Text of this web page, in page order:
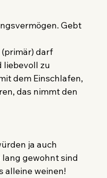
Gebt
darf
liebevoll zu
dem Einschlafen,
das nimmt den
ja auch
lang gewohnt sind
alleine weinen!